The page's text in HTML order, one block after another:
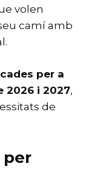
volen
camí amb
per a
2026 i 2027,
de
per